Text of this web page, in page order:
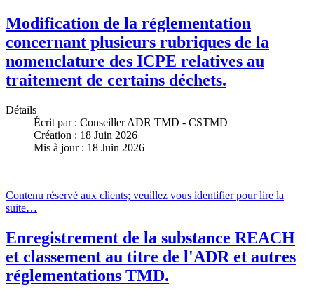
Modification de la réglementation
concernant plusieurs rubriques de la
nomenclature des ICPE relatives au
traitement de certains déchets.
Détails
Écrit par : Conseiller ADR TMD - CSTMD
Création : 18 Juin 2026
Mis à jour : 18 Juin 2026
Contenu réservé aux clients; veuillez vous identifier pour lire la
suite…
Enregistrement de la substance REACH
et classement au titre de l'ADR et autres
réglementations TMD.